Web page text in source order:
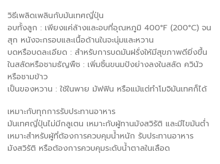
วิธีเพลิดเพลินกับมันเทศญี่ปุ่น
อบทั้งลูก : เพียงแค่ล้างและอบที่อุณหภูมิ 400°F (200°C) จน
สุก หนังจะกรอบและเนื้อด้านในจะนุ่มและหวาน
บดหรือบดละเอียด : สำหรับการบดมันฝรั่งให้มีสุขภาพดียิ่งขึ้น
ในสลัดหรือชามธัญพืช : เพิ่มชิ้นขนมปังย่างลงในสลัด ควินัว
หรือชามข้าว
เป็นของหวาน : ใช้ในพาย มัฟฟิน หรือแม้แต่ทำโมจิมันเทศก็ได้
เหมาะกับทุกการรับประทานอาหาร
มันเทศญี่ปุ่นไม่มีกลูเตน เหมาะกับผู้ทานมังสวิรัติ และมีไขมันต่ำ
เหมาะสำหรับผู้ที่ต้องการควบคุมน้ำหนัก รับประทานอาหาร
มังสวิรัติ หรือต้องการควบคุมระดับน้ำตาลในเลือด